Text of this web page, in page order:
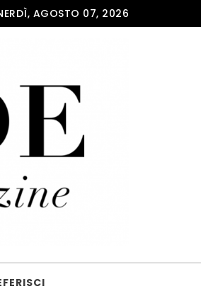
AGOSTO 07, 2026